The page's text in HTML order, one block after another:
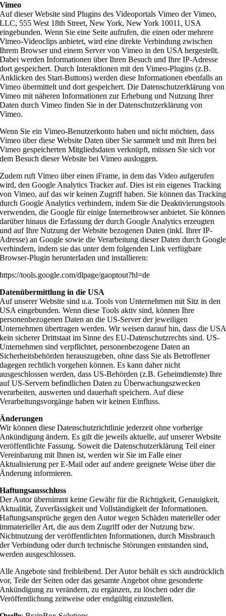
Vimeo
Auf dieser Website sind Plugins des Videoportals Vimeo der Vimeo,
LLC, 555 West 18th Street, New York, New York 10011, USA
eingebunden. Wenn Sie eine Seite aufrufen, die einen oder mehrere
Vimeo-Videoclips anbietet, wird eine direkte Verbindung zwischen
Ihrem Browser und einem Server von Vimeo in den USA hergestellt.
Dabei werden Informationen über Ihren Besuch und Ihre IP-Adresse
dort gespeichert. Durch Interaktionen mit den Vimeo-Plugins (z.B.
Anklicken des Start-Buttons) werden diese Informationen ebenfalls an
Vimeo übermittelt und dort gespeichert. Die Datenschutzerklärung von
Vimeo mit näheren Informationen zur Erhebung und Nutzung Ihrer
Daten durch Vimeo finden Sie in der Datenschutzerklärung von
Vimeo.
Wenn Sie ein Vimeo-Benutzerkonto haben und nicht möchten, dass
Vimeo über diese Website Daten über Sie sammelt und mit Ihren bei
Vimeo gespeicherten Mitgliedsdaten verknüpft, müssen Sie sich vor
dem Besuch dieser Website bei Vimeo ausloggen.
Zudem ruft Vimeo über einen iFrame, in dem das Video aufgerufen
wird, den Google Analytics Tracker auf. Dies ist ein eigenes Tracking
von Vimeo, auf das wir keinen Zugriff haben. Sie können das Tracking
durch Google Analytics verhindern, indem Sie die Deaktivierungstools
verwenden, die Google für einige Internetbrowser anbietet. Sie können
darüber hinaus die Erfassung der durch Google Analytics erzeugten
und auf Ihre Nutzung der Website bezogenen Daten (inkl. Ihrer IP-
Adresse) an Google sowie die Verarbeitung dieser Daten durch Google
verhindern, indem sie das unter dem folgenden Link verfügbare
Browser-Plugin herunterladen und installieren:
https://tools.google.com/dlpage/gaoptout?hl=de
Datenübermittlung in die USA
Auf unserer Website sind u.a. Tools von Unternehmen mit Sitz in den
USA eingebunden. Wenn diese Tools aktiv sind, können Ihre
personenbezogenen Daten an die US-Server der jeweiligen
Unternehmen übertragen werden. Wir weisen darauf hin, dass die USA
kein sicherer Drittstaat im Sinne des EU-Datenschutzrechts sind. US-
Unternehmen sind verpflichtet, personenbezogene Daten an
Sicherheitsbehörden herauszugeben, ohne dass Sie als Betroffener
dagegen rechtlich vorgehen können. Es kann daher nicht
ausgeschlossen werden, dass US-Behörden (z.B. Geheimdienste) Ihre
auf US-Servern befindlichen Daten zu Überwachungszwecken
verarbeiten, auswerten und dauerhaft speichern. Auf diese
Verarbeitungsvorgänge haben wir keinen Einfluss.
Änderungen
Wir können diese Datenschutzrichtlinie jederzeit ohne vorherige
Ankündigung ändern. Es gilt die jeweils aktuelle, auf unserer Website
veröffentlichte Fassung. Soweit die Datenschutzerklärung Teil einer
Vereinbarung mit Ihnen ist, werden wir Sie im Falle einer
Aktualisierung per E-Mail oder auf andere geeignete Weise über die
Änderung informieren.
Haftungsausschluss
Der Autor übernimmt keine Gewähr für die Richtigkeit, Genauigkeit,
Aktualität, Zuverlässigkeit und Vollständigkeit der Informationen.
Haftungsansprüche gegen den Autor wegen Schäden materieller oder
immaterieller Art, die aus dem Zugriff oder der Nutzung bzw.
Nichtnutzung der veröffentlichten Informationen, durch Missbrauch
der Verbindung oder durch technische Störungen entstanden sind,
werden ausgeschlossen.
Alle Angebote sind freibleibend. Der Autor behält es sich ausdrücklich
vor, Teile der Seiten oder das gesamte Angebot ohne gesonderte
Ankündigung zu verändern, zu ergänzen, zu löschen oder die
Veröffentlichung zeitweise oder endgültig einzustellen.